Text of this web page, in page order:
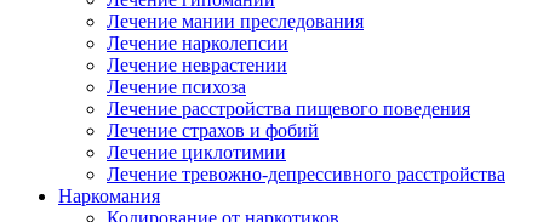
Лечение мании преследования
Лечение нарколепсии
Лечение неврастении
Лечение психоза
Лечение расстройства пищевого поведения
Лечение страхов и фобий
Лечение циклотимии
Лечение тревожно-депрессивного расстройства
Наркомания
Кодирование от наркотиков